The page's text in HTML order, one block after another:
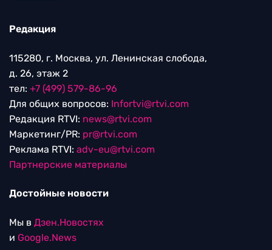
Редакция
115280, г. Москва, ул. Ленинская слобода,
д. 26, этаж 2
тел: +7 (499) 579-86-96
Для общих вопросов: Infortvi@rtvi.com
Редакция RTVI: news@rtvi.com
Маркетинг/PR: pr@rtvi.com
Реклама RTVI: adv-eu@rtvi.com
Партнерские материалы
Достойные новости
Мы в Дзен.Новостях
и Google.News